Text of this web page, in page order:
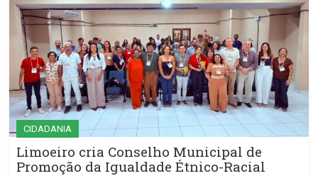
CIDADANIA
Limoeiro cria Conselho Municipal de
Promoção da Igualdade Étnico-Racial